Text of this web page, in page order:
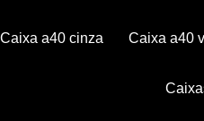
Caixa a40 cinza Caixa a40